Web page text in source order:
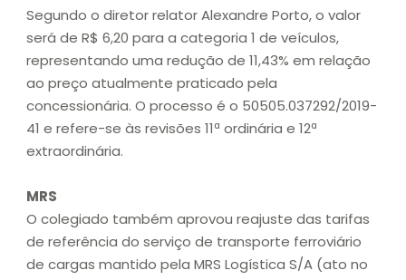
Segundo o diretor relator Alexandre Porto, o valor
será de R$ 6,20 para a categoria 1 de veículos,
representando uma redução de 11,43% em relação
ao preço atualmente praticado pela
concessionária. O processo é o 50505.037292/2019-
41 e refere-se às revisões 11ª ordinária e 12ª
extraordinária.
MRS
O colegiado também aprovou reajuste das tarifas
de referência do serviço de transporte ferroviário
de cargas mantido pela MRS Logística S/A (ato no